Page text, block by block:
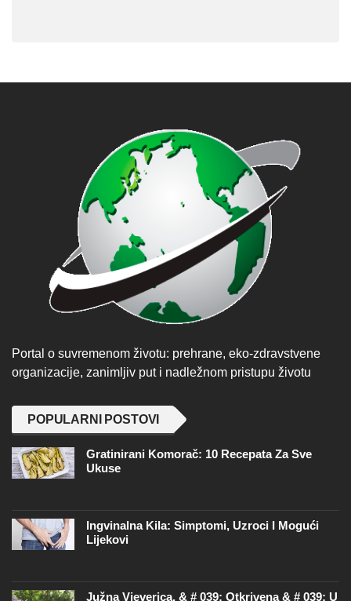
Portal o suvremenom životu: prehrane, eko-zdravstvene
organizacije, zanimljiv put i nadležnom pristupu životu
POPULARNI POSTOVI
Gratinirani Komorač: 10 Recepata Za Sve
Ukuse
Ingvinalna Kila: Simptomi, Uzroci I Mogući
Lijekovi
Južna Vjeverica, & # 039; Otkrivena & # 039; U